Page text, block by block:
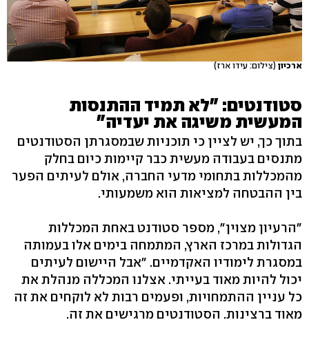
ארכיון (צילום: עידו ארז)
סטודנטים: "לא תמיד ההתנסות
המעשית משיגה את יעדיה"
בתוך כך, יש לציין כי תוכניות שבמסגרתן הסטודנטים
מתנסים בעבודה מעשית כבר קיימות כיום בחלק
מהמכללות בתחומי מדעי החברה, אולם לעיתים הפער
בין ההבטחה למציאות הוא משמעותי.
"הרעיון מצוין", מספר סטודנט באחת המכללות
הגדולות במרכז הארץ, המתמחה בימים אלו בעמותה
במסגרת לימודיו האקדמיים. "אבל היישום לעיתים
יכול להיות מאוד בעייתי. אצלנו המכללה מנהלת את
כל עניין ההתמחויות, ופעמים רבות לא לוקחים את זה
מאוד ברצינות. הסטודנטים מרגישים את זה.